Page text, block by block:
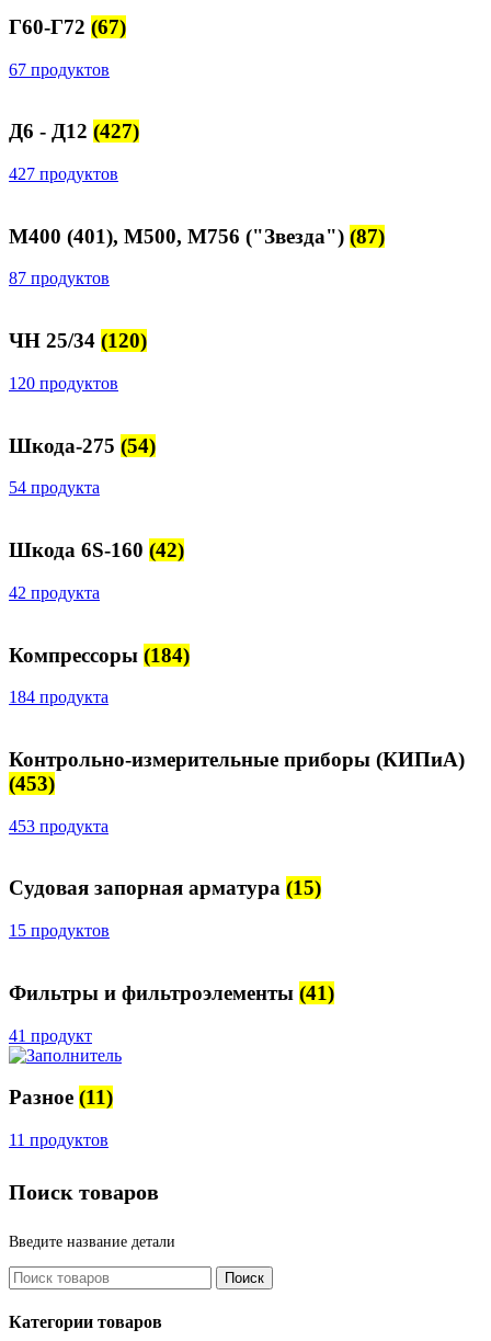
Г60-Г72 (67)
67 продуктов
Д6 - Д12 (427)
427 продуктов
М400 (401), М500, М756 ("Звезда") (87)
87 продуктов
ЧН 25/34 (120)
120 продуктов
Шкода-275 (54)
54 продукта
Шкода 6S-160 (42)
42 продукта
Компрессоры (184)
184 продукта
Контрольно-измерительные приборы (КИПиА)
(453)
453 продукта
Судовая запорная арматура (15)
15 продуктов
Фильтры и фильтроэлементы (41)
41 продукт
Разное (11)
11 продуктов
Поиск товаров
Введите название детали
Поиск
Категории товаров